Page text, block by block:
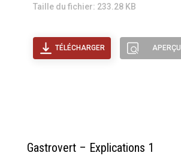
Taille du fichier: 233.28 KB
TÉLÉCHARGER APERÇU
Gastrovert – Explications 1